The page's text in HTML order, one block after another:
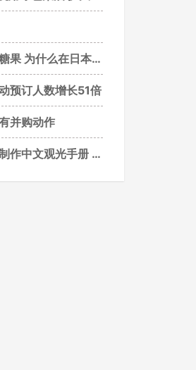
什么在日本大受欢迎
预订人数增长51倍
并购动作
观光手册 吸引华人游客